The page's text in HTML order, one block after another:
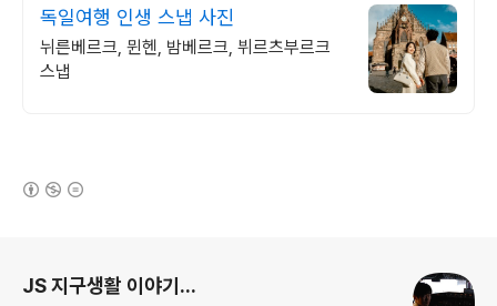
독일여행 인생 스냅 사진
뉘른베르크, 뮌헨, 밤베르크, 뷔르츠부르크
스냅
JS 지구생활 이야기...